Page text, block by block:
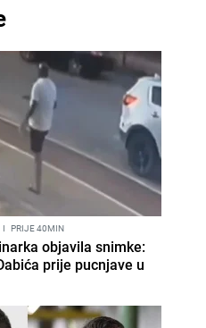
I PRIJE 40MIN
objavila snimke:
prije pucnjave u